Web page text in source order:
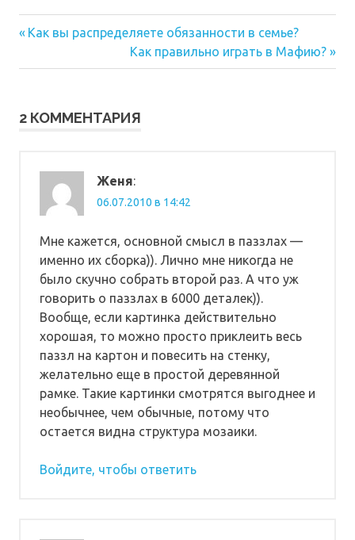
Навигация
по
Предыдущая
Как вы распределяете обязанности в семье?
Следующая
запись:
Как правильно играть в Мафию?
2 КОММЕНТАРИЯ
Женя:
06.07.2010 в 14:42
Мне кажется, основной смысл в паззлах —
именно их сборка)). Лично мне никогда не
было скучно собрать второй раз. А что уж
говорить о паззлах в 6000 деталек)).
Вообще, если картинка действительно
хорошая, то можно просто приклеить весь
паззл на картон и повесить на стенку,
желательно еще в простой деревянной
рамке. Такие картинки смотрятся выгоднее и
необычнее, чем обычные, потому что
остается видна структура мозаики.
Войдите, чтобы ответить